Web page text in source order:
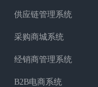
供应链管理系统
采购商城系统
经销商管理系统
B2B电商系统